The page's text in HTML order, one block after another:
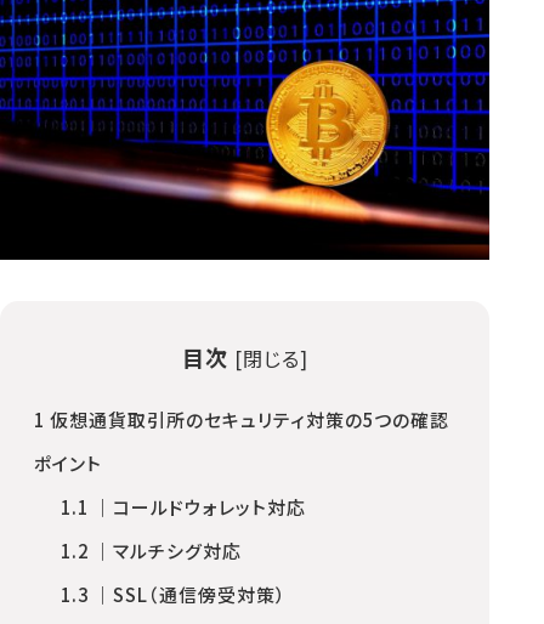
目次 [閉じる]
1 仮想通貨取引所のセキュリティ対策の5つの確認
ポイント
1.1
｜コールドウォレット対応
1.2 ｜マルチシグ対応
1.3 ｜SSL（通信傍受対策）